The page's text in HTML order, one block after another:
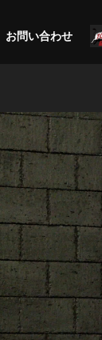
お問い合わせ